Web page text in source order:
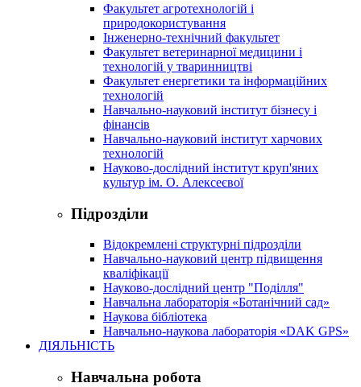
Факультет агротехнологій і
природокористування
Інженерно-технічний факультет
Факультет ветеринарної медицини і
технологій у тваринництві
Факультет енергетики та інформаційних
технологій
Навчально-науковий інститут бізнесу і
фінансів
Навчально-науковий інститут харчових
технологій
Науково-дослідний інститут круп'яних
культур ім. О. Алексеєвої
Підрозділи
Відокремлені структурні підрозділи
Навчально-науковий центр підвищення
кваліфікації
Науково-дослідний центр "Поділля"
Навчальна лабораторія «Ботанічний сад»
Наукова бібліотека
Навчально-наукова лабораторія «DAK GPS»
ДІЯЛЬНІСТЬ
Навчальна робота